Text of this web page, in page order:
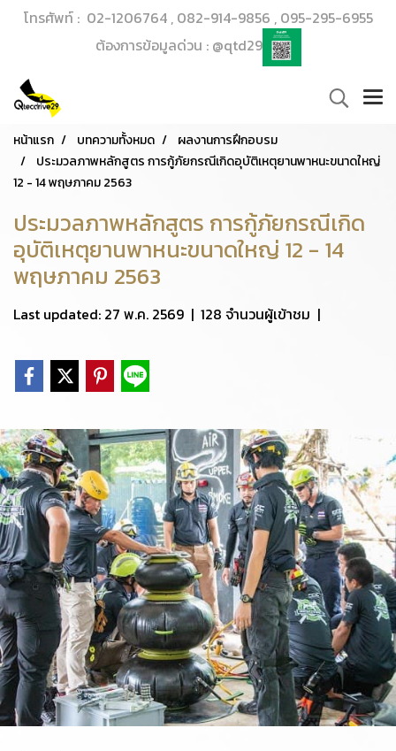
โทรศัพท์ : 02-1206764 , 082-914-9856 , 095-295-6955
ต้องการข้อมูลด่วน : @qtd29
หน้าแรก บทความทั้งหมด
ผลงานการฝึกอบรม
ประมวลภาพหลักสูตร การกู้ภัยกรณีเกิดอุบัติเหตุยานพาหนะขนาดใหญ่
12 - 14 พฤษภาคม 2563
ประมวลภาพหลักสูตร การกู้ภัยกรณีเกิด
อุบัติเหตุยานพาหนะขนาดใหญ่ 12 - 14
พฤษภาคม 2563
Last updated: 27 พ.ค. 2569 | 128 จำนวนผู้เข้าชม |